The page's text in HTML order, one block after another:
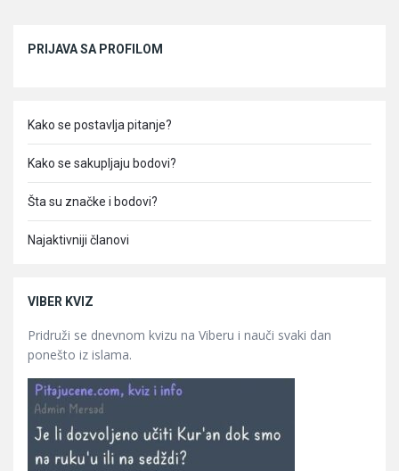
PRIJAVA SA PROFILOM
Kako se postavlja pitanje?
Kako se sakupljaju bodovi?
Šta su značke i bodovi?
Najaktivniji članovi
VIBER KVIZ
Pridruži se dnevnom kvizu na Viberu i nauči svaki dan
ponešto iz islama.